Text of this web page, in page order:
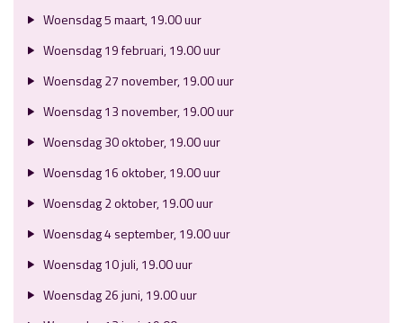
Woensdag 5 maart, 19.00 uur
Woensdag 19 februari, 19.00 uur
Woensdag 27 november, 19.00 uur
Woensdag 13 november, 19.00 uur
Woensdag 30 oktober, 19.00 uur
Woensdag 16 oktober, 19.00 uur
Woensdag 2 oktober, 19.00 uur
Woensdag 4 september, 19.00 uur
Woensdag 10 juli, 19.00 uur
Woensdag 26 juni, 19.00 uur